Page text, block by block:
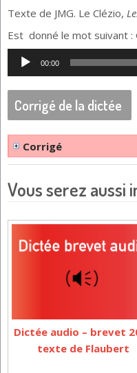
Texte de JMG. Le Clézio,
Est donné le mot suivant :
Lecteur
audio
00:00
Corrigé de la dictée
Corrigé
Vous serez aussi
Dictée audio – brevet
texte de Flaubert